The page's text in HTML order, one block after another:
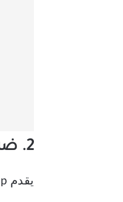
2. ضبط تفضيلات أداء PHOTOSHOP